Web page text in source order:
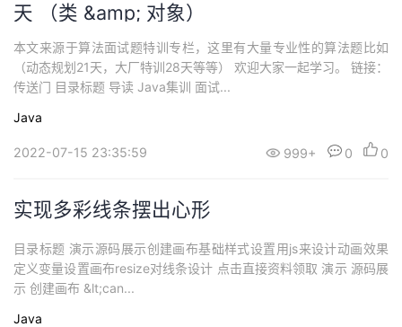
天 （类 &amp; 对象）
本文来源于算法面试题特训专栏，这里有大量专业性的算法题比如
（动态规划21天，大厂特训28天等等） 欢迎大家一起学习。 链接：
传送门 目录标题 导读 Java集训 面试...
Java
2022-07-15 23:35:59 999+ 0 0
实现多彩线条摆出心形
目录标题 演示源码展示创建画布基础样式设置用js来设计动画效果
定义变量设置画布resize对线条设计 点击直接资料领取 演示 源码展
示 创建画布 &lt;can...
Java